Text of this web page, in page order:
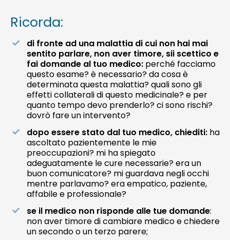
Ricorda:
di fronte ad una malattia di cui non hai mai
sentito parlare, non aver timore, sii scettico e
fai domande al tuo medico: perché facciamo
questo esame?è necessario? da cosa è
determinata questa malattia? quali sono gli
effetti collaterali di questo medicinale? e per
quanto tempo devo prenderlo? ci sono rischi?
dovrò fare un intervento?
dopo essere stato dal tuo medico, chiediti: ha
ascoltato pazientemente le mie
preoccupazioni? mi ha spiegato
adeguatamente le cure necessarie? era un
buon comunicatore? mi guardava negli occhi
mentre parlavamo? era empatico, paziente,
affabile e professionale?
se il medico non risponde alle tue domande:
non aver timore di cambiare medico e chiedere
un secondo o un terzo parere;